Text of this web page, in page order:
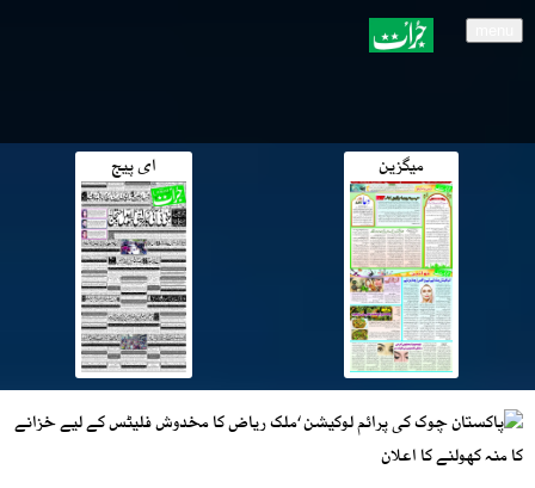
میگزین ای پیج